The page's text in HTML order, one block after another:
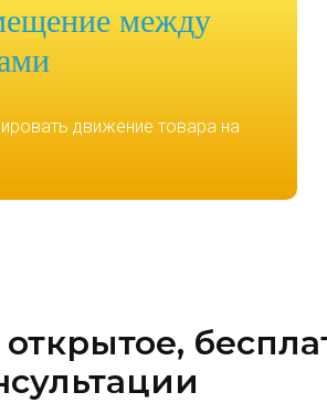
между
движение товара на